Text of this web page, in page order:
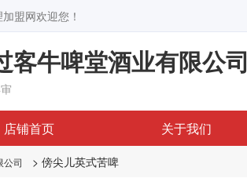
盟网欢迎您！
客牛啤堂酒业有限公司
店铺首页 关于我们
公司 > 傍尖儿英式苦啤